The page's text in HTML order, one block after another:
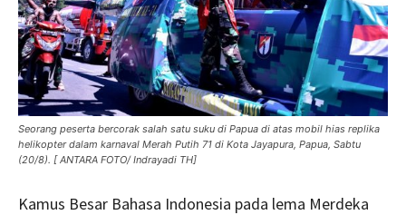
Seorang peserta bercorak salah satu suku di Papua di atas mobil hias replika
helikopter dalam karnaval Merah Putih 71 di Kota Jayapura, Papua, Sabtu
(20/8). [ ANTARA FOTO/ Indrayadi TH]
Kamus Besar Bahasa Indonesia pada lema Merdeka